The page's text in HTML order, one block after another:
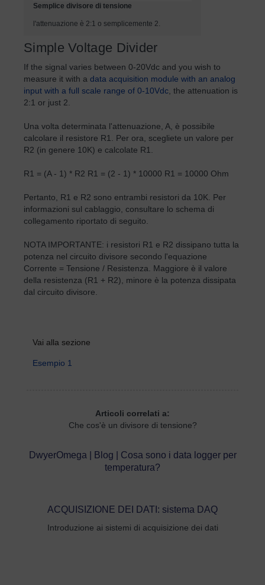
Semplice divisore di tensione
l'attenuazione è 2:1 o semplicemente 2.
Simple Voltage Divider
If the signal varies between 0-20Vdc and you wish to
measure it with a data acquisition module with an analog
input with a full scale range of 0-10Vdc , the attenuation is
2:1 or just 2.
Una volta determinata l'attenuazione, A, è possibile
calcolare il resistore R1. Per ora, scegliete un valore per
R2 (in genere 10K) e calcolate R1.
R1 = (A - 1) * R2 R1 = (2 - 1) * 10000 R1 = 10000 Ohm
Pertanto, R1 e R2 sono entrambi resistori da 10K. Per
informazioni sul cablaggio, consultare lo schema di
collegamento riportato di seguito.
NOTA IMPORTANTE: i resistori R1 e R2 dissipano tutta la
potenza nel circuito divisore secondo l'equazione
Corrente = Tensione / Resistenza. Maggiore è il valore
della resistenza (R1 + R2), minore è la potenza dissipata
dal circuito divisore.
Vai alla sezione
Esempio 1
Articoli correlati a:
Che cos'è un divisore di tensione?
DwyerOmega | Blog | Cosa sono i data logger per
temperatura?
ACQUISIZIONE DEI DATI: sistema DAQ
Introduzione ai sistemi di acquisizione dei dati